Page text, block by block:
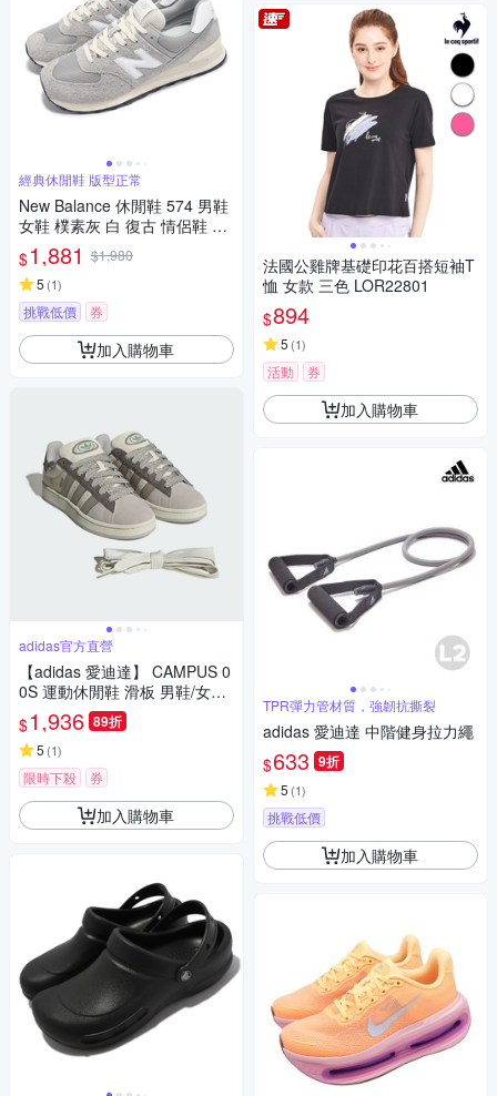
經典休閒鞋 版型正常
New Balance 休閒鞋 574 男鞋
女鞋 樸素灰 白 復古 情侶鞋 NB
U574RBL-D
$1,881 $1,980
5 (1)
挑戰低價 券
加入購物車
adidas官方直營
【adidas 愛迪達】 CAMPUS 0
0S 運動休閒鞋 滑板 男鞋/女鞋
- Originals JR0106
$1,936 89折
5 (1)
限時下殺 券
加入購物車
法國公雞牌基礎印花百搭短袖T
恤 女款 三色 LOR22801
$894
5 (1)
活動 券
加入購物車
TPR彈力管材質，強韌抗撕裂
adidas 愛迪達 中階健身拉力繩
$633 9折
5 (1)
挑戰低價
加入購物車